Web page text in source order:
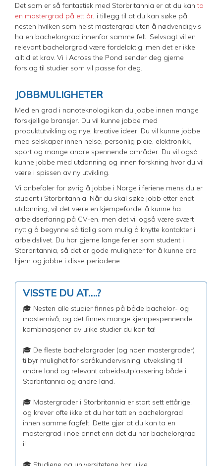
Det som er så fantastisk med Storbritannia er at du kan ta
en mastergrad på ett år, i tillegg til at du kan søke på
nesten hvilken som helst mastergrad uten å nødvendigvis
ha en bachelorgrad innenfor samme felt. Selvsagt vil en
relevant bachelorgrad være fordelaktig, men det er ikke
alltid et krav. Vi i Across the Pond sender deg gjerne
forslag til studier som vil passe for deg.
JOBBMULIGHETER
​Med en grad i nanoteknologi kan du jobbe innen mange
forskjellige bransjer. Du vil kunne jobbe med
produktutvikling og nye, kreative ideer. Du vil kunne jobbe
med selskaper innen helse, personlig pleie, elektronikk,
sport og mange andre spennende områder. Du vil også
kunne jobbe med utdanning og innen forskning hvor du vil
være i spissen av ny utvikling.
Vi anbefaler for øvrig å jobbe i Norge i feriene mens du er
student i Storbritannia. Når du skal søke jobb etter endt
utdanning, vil det være en kjempefordel å kunne ha
arbeidserfaring på CV-en, men det vil også være svært
nyttig å begynne så tidlig som mulig å knytte kontakter i
arbeidslivet. Du har gjerne lange ferier som student i
Storbritannia, så det er gode muligheter for å kunne dra
hjem og jobbe i disse periodene.
VISSTE DU AT….?
🎓 Nesten alle studier finnes på både bachelor- og
masternivå, og det finnes mange kjempespennende
kombinasjoner av ulike studier du kan ta!
🎓 De fleste bachelorgrader (og noen mastergrader)
tilbyr mulighet for språkundervisning, utveksling til
andre land og relevant arbeidsutplassering både i
Storbritannia og andre land.
🎓 Mastergrader i Storbritannia er stort sett ettårige,
og krever ofte ikke at du har tatt en bachelorgrad
innen samme fagfelt. Dette gjør at du kan ta en
mastergrad i noe annet enn det du har bachelorgrad
i!